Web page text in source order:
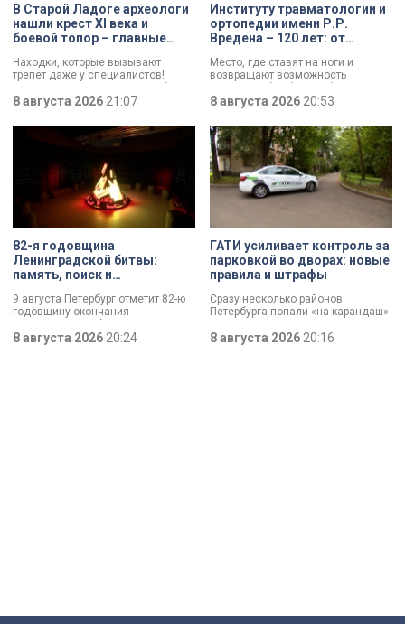
В Старой Ладоге археологи
нашли крест XI века и
боевой топор – главные
Находки, которые вызывают
трепет даже у специалистов!
Нательный крест возрастом более
тысячи лет и боевой топор – вот
главные трофеи археологической
экспедиции в Старой Ладоге в
8 августа 2026 21:07
Институту травматологии и
ортопедии имени Р.Р.
Вредена – 120 лет: от
до передового
медицинского центра
Место, где ставят на ноги и
возвращают возможность
двигаться без боли. Юбилей
отмечает Институт травматологии
и ортопедии имени Р.Р. Вредена.
8 августа 2026 20:53
82-я годовщина
Ленинградской битвы:
память, поиск и
9 августа Петербург отметит 82-ю
годовщину окончания
Ленинградской битвы. Это День
воинской славы, который был
официально установлен в апреле
8 августа 2026 20:24
ГАТИ усиливает контроль за
парковкой во дворах: новые
правила и штрафы
Сразу несколько районов
Петербурга попали «на карандаш»
парковкой во дворах. За два
летних месяца только по
8 августа 2026 20:16